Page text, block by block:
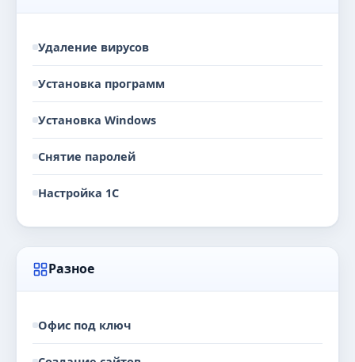
Удаление вирусов
Установка программ
Установка Windows
Снятие паролей
Настройка 1С
Разное
Офис под ключ